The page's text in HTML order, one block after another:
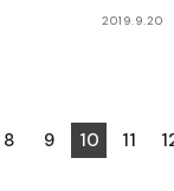
2019.9.20
8 9 10 11